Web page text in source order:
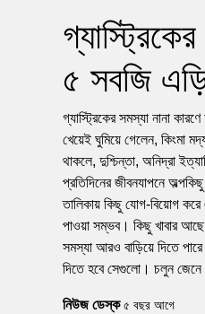
৫ সবজি
গ্যাস্ট্রিকের সমস্যা নানা
খেয়েই ঘুমিয়ে গেলেন, কিংমা
থাকলে, দুশ্চিন্তা, অনিদ্রা
প্রতিদিনের জীবনযাপনে অল্পকিছু
তালিকায় কিছু যোগ-বিয়োগ
পাওয়া সম্ভব। কিছু খাবার
সমস্যা আরও বাড়িয়ে দিতে
দিতে হবে সেগুলো। চলুন জেনে
নিউজ ডেস্ক ৫ বছর আগে